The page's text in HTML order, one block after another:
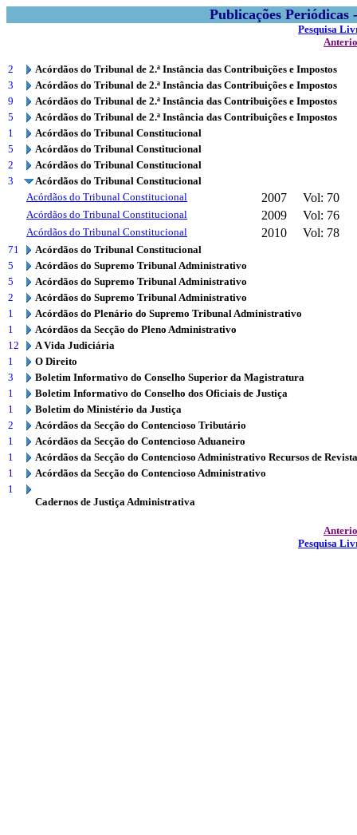
Publicações
Pesquisa
2
Acórdãos do Tribunal de 2.ª Instância das Contribuições e Impostos
3
Acórdãos do Tribunal de 2.ª Instância das Contribuições e Impostos
9
Acórdãos do Tribunal de 2.ª Instância das Contribuições e Impostos
5
Acórdãos do Tribunal de 2.ª Instância das Contribuições e Impostos
1
Acórdãos do Tribunal Constitucional
5
Acórdãos do Tribunal Constitucional
2
Acórdãos do Tribunal Constitucional
3
Acórdãos do Tribunal Constitucional
Acórdãos do Tribunal Constitucional
2007 Vol: 70
Acórdãos do Tribunal Constitucional 2009 Vol: 76
Acórdãos do Tribunal Constitucional 2010 Vol: 78
71
Acórdãos do Tribunal Constitucional
5
Acórdãos do Supremo Tribunal Administrativo
5
Acórdãos do Supremo Tribunal Administrativo
2
Acórdãos do Supremo Tribunal Administrativo
1
Acórdãos do Plenário do Supremo Tribunal Administrativo
1
Acórdãos da Secção do Pleno Administrativo
12
A Vida Judiciária
1
O Direito
3
Boletim Informativo do Conselho Superior da Magistratura
1
Boletim Informativo do Conselho dos Oficiais de Justiça
1
Boletim do Ministério da Justiça
2
Acórdãos da Secção do Contencioso Tributário
1
Acórdãos da Secção do Contencioso Aduaneiro
1
Acórdãos da Secção do Contencioso Administrativo Recursos de Revista
1
Acórdãos da Secção do Contencioso Administrativo
1
Cadernos de Justiça Administrativa
Pesquisa